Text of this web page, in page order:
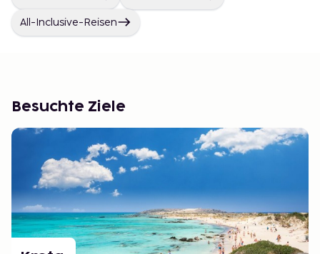
All-Inclusive-Reisen
Besuchte Ziele